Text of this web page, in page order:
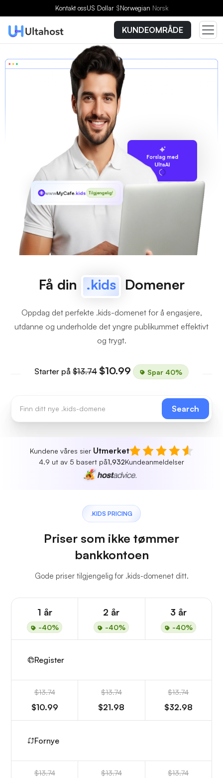
Kontakt ossUS Dollar $Norwegian Norsk
KUNDEOMRÅDE
Forslag med
UltaAI
wwwMyCafe.kids Tilgjengelig!
Få din .kids Domener
Oppdag det perfekte .kids-domenet for å engasjere,
utdanne og underholde det yngre publikummet effektivt
og trygt.
Starter på $13.74 $10.99 Spar 40%
Search
Kundene våres sier Utmerket
4.9 ut av 5 basert på1,932Kundeanmeldelser
.KIDS PRICING
Priser som ikke tømmer
bankkontoen
Gode priser tilgjengelig for .kids-domenet ditt.
1 år
-40%
2 år
-40%
3 år
-40%
Register
$13.74
$10.99
$13.74
$21.98
$13.74
$32.98
Fornye
$13.74 $13.74 $13.74